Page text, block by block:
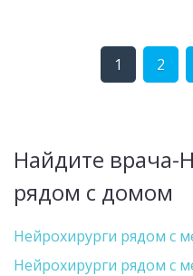
1 2
Найдите врача-
рядом с домом
Нейрохирурги рядом с
Нейрохирурги рядом с